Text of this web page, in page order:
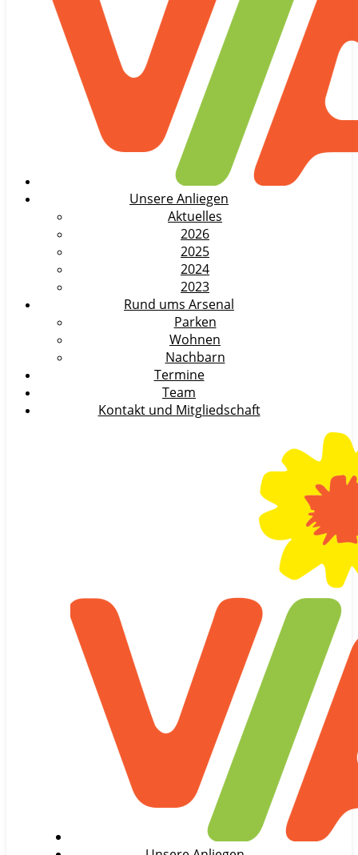
Unsere Anliegen
Aktuelles
2026
2025
2024
2023
Rund ums Arsenal
Parken
Wohnen
Nachbarn
Termine
Team
Kontakt und Mitgliedschaft